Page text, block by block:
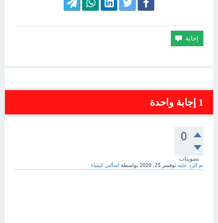
1 إجابة واحدة
0
تصويتات
تم الرد عليه نوفمبر 25، 2020 بواسطة اسألنى كيمياء